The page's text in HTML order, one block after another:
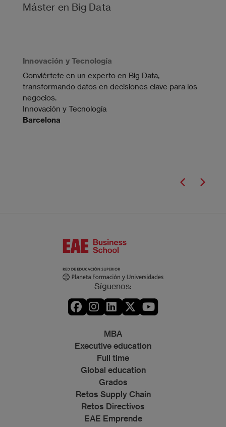
Máster en Big Data
Innovación y Tecnología
Conviértete en un experto en Big Data,
transformando datos en decisiones clave para los
negocios.
Innovación y Tecnología
Barcelona
Síguenos:
MBA
Executive education
Full time
Global education
Grados
Retos Supply Chain
Retos Directivos
EAE Emprende